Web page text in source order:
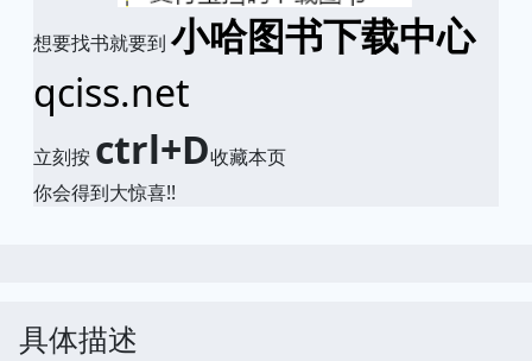
想要找书就要到 小哈图书下载中心
qciss.net
立刻按 ctrl+D收藏本页
你会得到大惊喜!!
具体描述